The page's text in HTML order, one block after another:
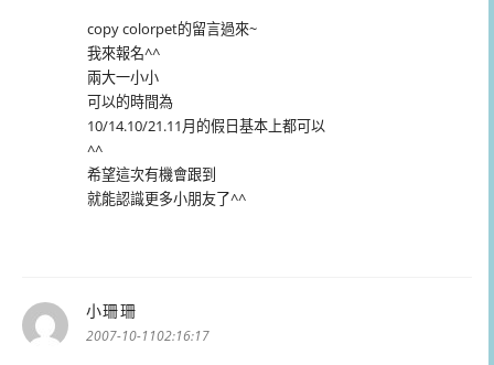
copy colorpet的留言過來~
我來報名^^
兩大一小小
可以的時間為
10/14.10/21.11月的假日基本上都可以
^^
希望這次有機會跟到
就能認識更多小朋友了^^
小珊珊
示:
2007-10-1102:16:17